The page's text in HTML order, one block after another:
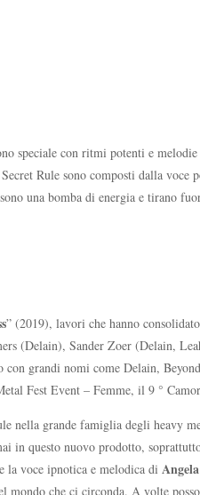
speciale con ritmi potenti e
Rule sono composti dalla voce
una bomba di energia e tirano
” (2019), lavori che hanno
(Delain), Sander Zoer (Delain,
grandi nomi come Delain,
Fest Event – Femme, il 9 °
nella grande famiglia degli heavy
in questo nuovo prodotto,
e la voce ipnotica e melodica di
che ci circonda. A volte